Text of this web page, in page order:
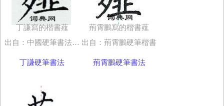
丁謙寫的楷書薤
出自：中國硬筆書法字典
丁謙硬筆書法
荊霄鵬寫的楷書薤
出自：荊霄鵬硬筆楷書
荊霄鵬硬筆書法